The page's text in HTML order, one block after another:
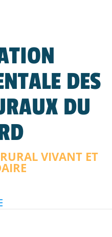
DES
DU
VIVANT ET